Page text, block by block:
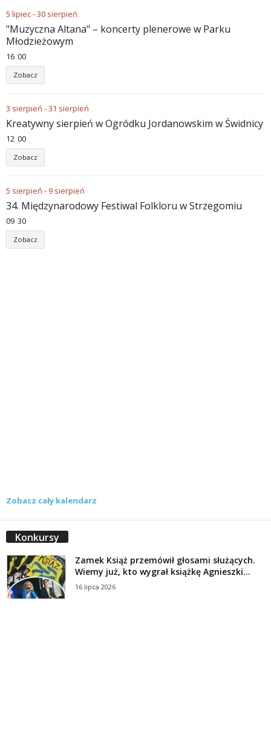
5 lipiec-30 sierpień
"Muzyczna Altana" – koncerty plenerowe w Parku
Młodzieżowym
16 00
Zobacz
3 sierpień -31 sierpień
Kreatywny sierpień w Ogródku Jordanowskim w Świdnicy
12 00
Zobacz
5 sierpień - 9 sierpień
34. Międzynarodowy Festiwal Folkloru w Strzegomiu
09 30
Zobacz
Zobacz cały kalendarz
Konkursy
Zamek Książ przemówił głosami służących.
Wiemy już, kto wygrał książkę Agnieszki...
16 lipca 2026